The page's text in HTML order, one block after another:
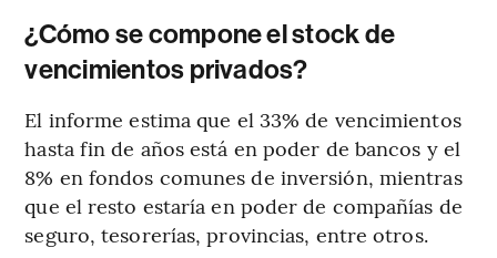
¿Cómo se compone el stock de
vencimientos privados?
El informe estima que el 33% de vencimientos
hasta fin de años está en poder de bancos y el
8% en fondos comunes de inversión, mientras
que el resto estaría en poder de compañías de
seguro, tesorerías, provincias, entre otros.